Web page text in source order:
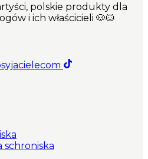
polskie produkty dla
i ich właścicieli 🐶🐱
schroniska